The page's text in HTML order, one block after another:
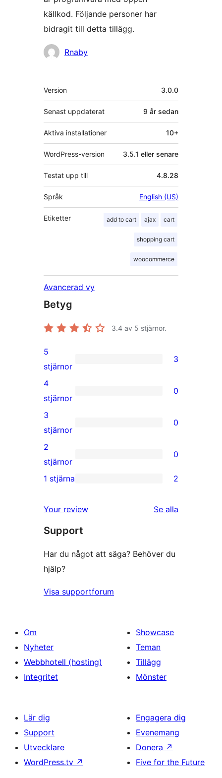
källkod. Följande personer har
bidragit till detta tillägg.
Bidragande
Rnaby
Meta
Version 3.0.0
Senast uppdaterat 9 år sedan
Aktiva installationer 10+
WordPress-version 3.5.1 eller senare
Testat upp till 4.8.28
Språk English (US)
Etiketter add to cart ajax cart
shopping cart
woocommerce
Avancerad vy
Betyg
3.4 av 5 stjärnor.
3
5-
stjärniga
recensioner
5
stjärnor
3
0
4-
stjärniga
recensioner
4
stjärnor
0
0
3-
stjärniga
recensioner
3
stjärnor
0
0
2-
recensioner
2
stjärnor
0
stjärniga
recensioner
1 stjärna 2
Your review
Se alla
Support
Har du något att säga? Behöver du
hjälp?
Visa supportforum
Om
Nyheter
Webbhotell (hosting)
Integritet
Showcase
Teman
Tillägg
Mönster
Lär dig
Support
Utvecklare
WordPress.tv ↗
Engagera dig
Evenemang
Donera ↗
Five for the Future